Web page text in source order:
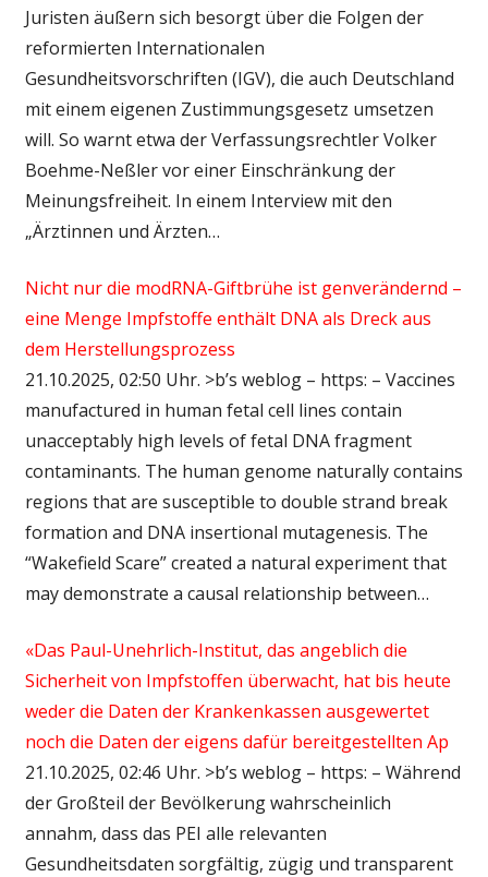
Juristen äußern sich besorgt über die Folgen der
reformierten Internationalen
Gesundheitsvorschriften (IGV), die auch Deutschland
mit einem eigenen Zustimmungsgesetz umsetzen
will. So warnt etwa der Verfassungsrechtler Volker
Boehme-Neßler vor einer Einschränkung der
Meinungsfreiheit. In einem Interview mit den
„Ärztinnen und Ärzten…
Nicht nur die modRNA-Giftbrühe ist genverändernd –
eine Menge Impfstoffe enthält DNA als Dreck aus
dem Herstellungsprozess
21.10.2025, 02:50 Uhr. >b’s weblog – https: – Vaccines
manufactured in human fetal cell lines contain
unacceptably high levels of fetal DNA fragment
contaminants. The human genome naturally contains
regions that are susceptible to double strand break
formation and DNA insertional mutagenesis. The
“Wakefield Scare” created a natural experiment that
may demonstrate a causal relationship between…
«Das Paul-Unehrlich-Institut, das angeblich die
Sicherheit von Impfstoffen überwacht, hat bis heute
weder die Daten der Krankenkassen ausgewertet
noch die Daten der eigens dafür bereitgestellten Ap
21.10.2025, 02:46 Uhr. >b’s weblog – https: – Während
der Großteil der Bevölkerung wahrscheinlich
annahm, dass das PEI alle relevanten
Gesundheitsdaten sorgfältig, zügig und transparent